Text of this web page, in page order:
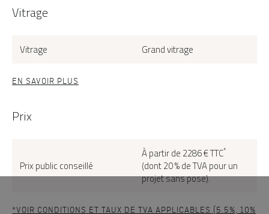
Vitrage
Vitrage Grand vitrage
EN SAVOIR PLUS
Prix
Prix public conseillé
À partir de 2286 € TTC*
(dont 20 % de TVA pour un
projet sans pose).
*VOIR CONDITIONS ET TAUX DE TVA APPLICABLES (5.5%, 10%